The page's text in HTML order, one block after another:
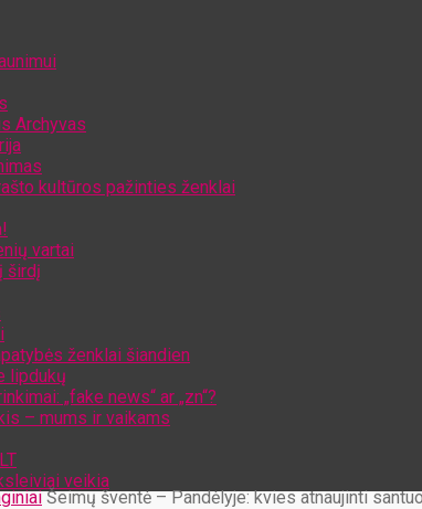
Archyvas
kultūros pažinties ženklai
vartai
širdį
ženklai šiandien
lipdukų
„fake news“ ar „zn“?
– mums ir vaikams
veikia
Šeimų šventė – Pandėlyje: kvies atnaujinti